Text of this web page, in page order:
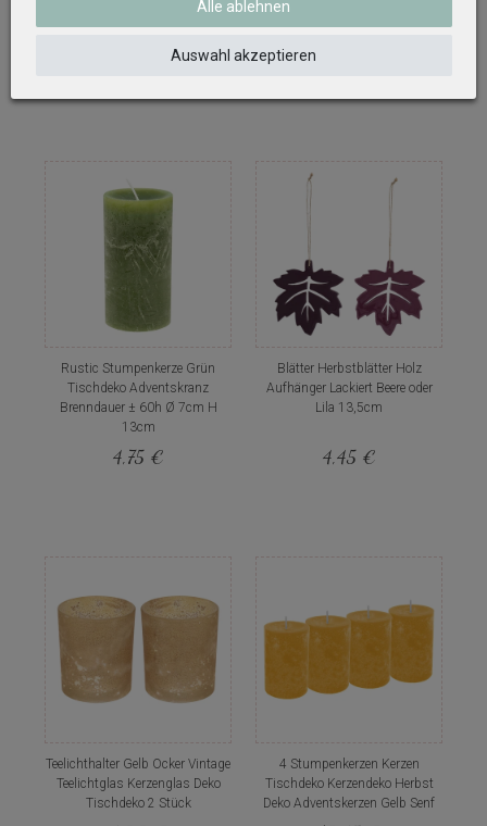
gesprenkelt Herbst Tischdeko
Deko 7cm Ø
Papier Grün Braun Natur
Hängedeko Deko 20 cm
Rustic Stumpenkerze Grün
Tischdeko Adventskranz
Brenndauer ± 60h Ø 7cm H
13cm
4,75 €
Blätter Herbstblätter Holz
Aufhänger Lackiert Beere oder
Lila 13,5cm
4,45 €
Teelichthalter Gelb Ocker Vintage
Teelichtglas Kerzenglas Deko
Tischdeko 2 Stück
4 Stumpenkerzen Kerzen
Tischdeko Kerzendeko Herbst
Deko Adventskerzen Gelb Senf
Alle ablehnen
Auswahl akzeptieren